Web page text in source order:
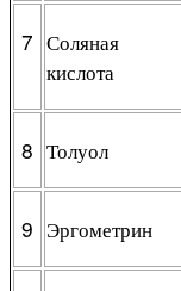
7 Соляная
кислота
8 Толуол
9 Эргометрин